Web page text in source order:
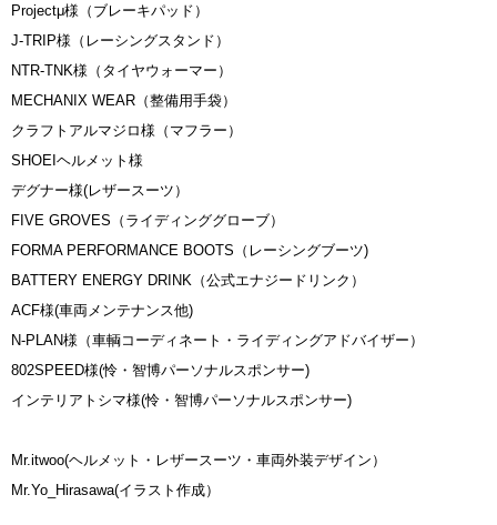
Projectμ様（ブレーキパッド）
J-TRIP様（レーシングスタンド）
NTR-TNK様（タイヤウォーマー）
MECHANIX WEAR（整備用手袋）
クラフトアルマジロ様（マフラー）
SHOEIヘルメット様
デグナー様(レザースーツ）
FIVE GROVES（ライディンググローブ）
FORMA PERFORMANCE BOOTS（レーシングブーツ)
BATTERY ENERGY DRINK（公式エナジードリンク）
ACF様(車両メンテナンス他)
N-PLAN様（車輌コーディネート・ライディングアドバイザー）
802SPEED様(怜・智博パーソナルスポンサー)
インテリアトシマ様(怜・智博パーソナルスポンサー)
Mr.itwoo(ヘルメット・レザースーツ・車両外装デザイン）
Mr.Yo_Hirasawa(イラスト作成）